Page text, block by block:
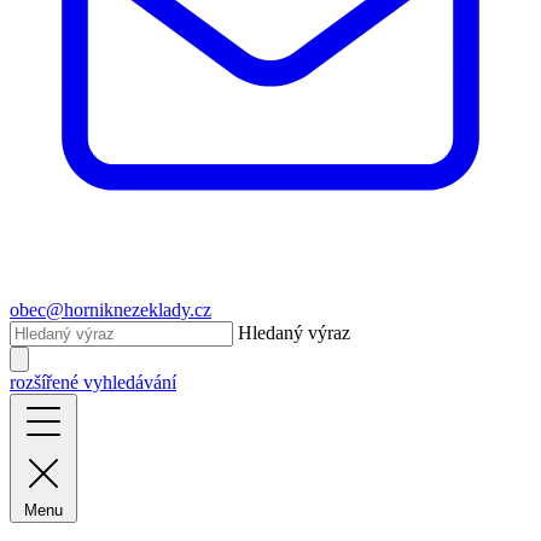
obec@horniknezeklady.cz
Hledaný výraz
rozšířené vyhledávání
Menu